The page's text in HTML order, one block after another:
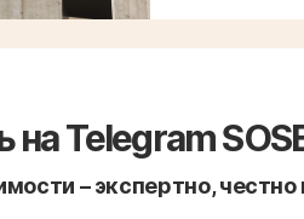
Telegram
– экспертно, честно